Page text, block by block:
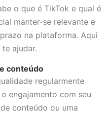
o que é TikTok e qual é
manter-se relevante e
na plataforma. Aqui
ajudar.
conteúdo
regularmente
engajamento com seu
conteúdo ou uma